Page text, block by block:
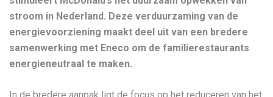
stroom in Nederland. Deze verduurzaming van de
energievoorziening maakt deel uit van een bredere
samenwerking met Eneco om de familierestaurants
energieneutraal te maken.